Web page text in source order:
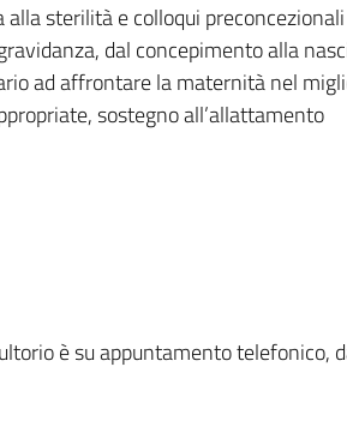
sterilità e colloqui preconcezionali
dal concepimento alla
ad affrontare la maternità nel
sostegno all’allattamento
è su appuntamento telefonico,